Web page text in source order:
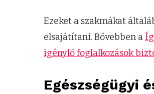
Ezeket a szakmákat
elsajátítani. Bővebben a
igénylő foglalkozások
Egészségügyi